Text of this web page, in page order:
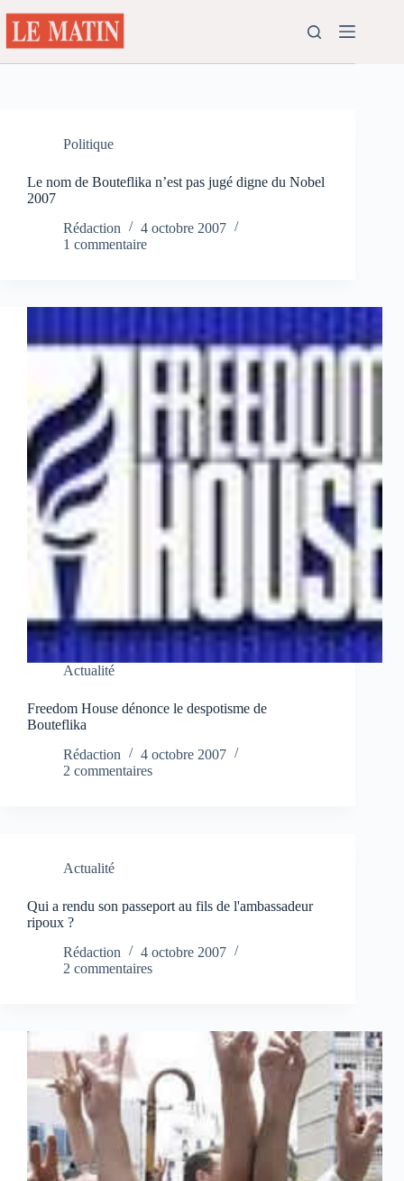
au
contenu
Politique
Le nom de Bouteflika n’est pas jugé digne du Nobel
2007
Rédaction
4 octobre 2007
1 commentaire
Actualité
Freedom House dénonce le despotisme de
Bouteflika
Rédaction
4 octobre 2007
2 commentaires
Actualité
Qui a rendu son passeport au fils de l'ambassadeur
ripoux ?
Rédaction
4 octobre 2007
2 commentaires